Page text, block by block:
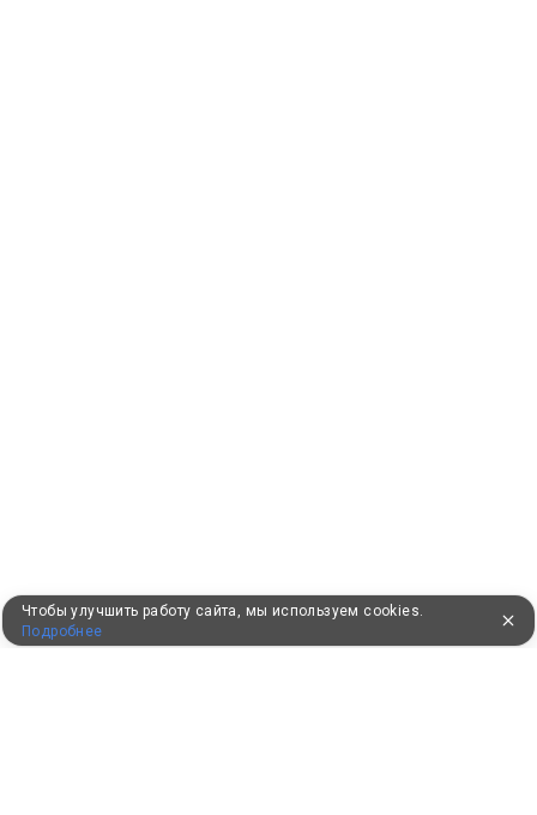
Чтобы улучшить работу сайта, мы используем cookies.
Подробнее